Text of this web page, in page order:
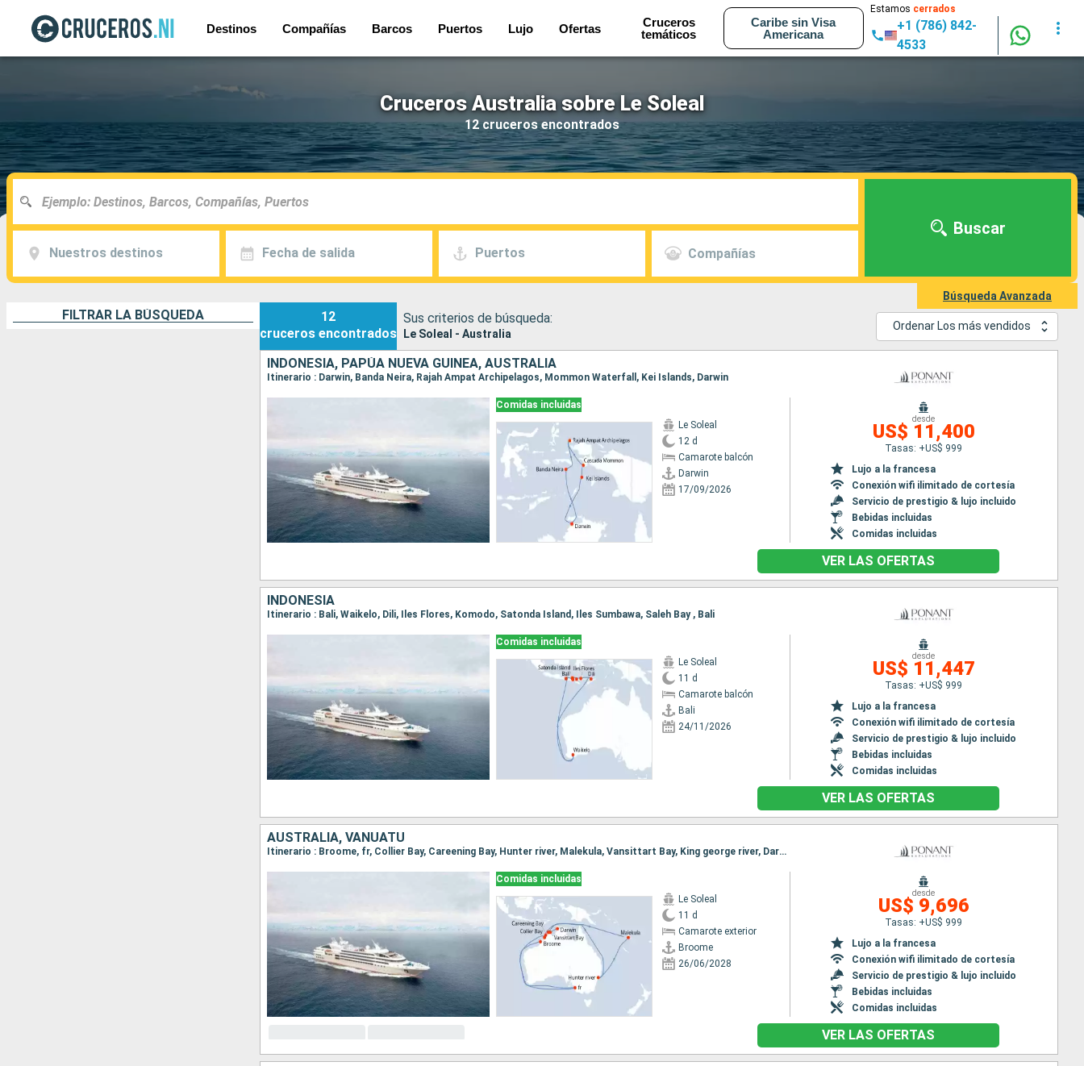
Destinos Compañías Barcos Puertos Lujo Ofertas
Cruceros
temáticos
Caribe sin Visa
Americana
Estamos cerrados
+1 (786) 842-
4533
Cruceros Australia sobre Le Soleal
12 cruceros encontrados
Nuestros destinos Fecha de salida Puertos Compañías
Buscar
Búsqueda Avanzada
FILTRAR LA BÚSQUEDA
12
cruceros encontrados
Sus criterios de búsqueda:
Le Soleal - Australia
Ordenar Los más vendidos
INDONESIA, PAPÚA NUEVA GUINEA, AUSTRALIA
Itinerario : Darwin, Banda Neira, Rajah Ampat Archipelagos, Mommon Waterfall, Kei Islands, Darwin
Comidas incluidas
Le Soleal
12 d
Camarote balcón
Darwin
17/09/2026
desde
US$ 11,400
Tasas: +US$ 999
Lujo a la francesa
Conexión wifi ilimitado de cortesía
Servicio de prestigio & lujo incluido
Bebidas incluidas
Comidas incluidas
VER LAS OFERTAS
INDONESIA
Itinerario : Bali, Waikelo, Dili, Iles Flores, Komodo, Satonda Island, Iles Sumbawa, Saleh Bay , Bali
Comidas incluidas
Le Soleal
11 d
Camarote balcón
Bali
24/11/2026
desde
US$ 11,447
Tasas: +US$ 999
Lujo a la francesa
Conexión wifi ilimitado de cortesía
Servicio de prestigio & lujo incluido
Bebidas incluidas
Comidas incluidas
VER LAS OFERTAS
AUSTRALIA, VANUATU
Itinerario : Broome, fr, Collier Bay, Careening Bay, Hunter river, Malekula, Vansittart Bay, King george river, Darwin
Comidas incluidas
Le Soleal
11 d
Camarote exterior
Broome
26/06/2028
desde
US$ 9,696
Tasas: +US$ 999
Lujo a la francesa
Conexión wifi ilimitado de cortesía
Servicio de prestigio & lujo incluido
Bebidas incluidas
Comidas incluidas
VER LAS OFERTAS